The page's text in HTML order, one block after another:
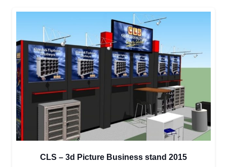
CLS – 3d Picture Business stand 2015